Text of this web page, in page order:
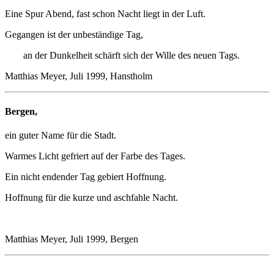
Eine Spur Abend, fast schon Nacht liegt in der Luft.
Gegangen ist der unbeständige Tag,
an der Dunkelheit schärft sich der Wille des neuen Tags.
Matthias Meyer, Juli 1999, Hanstholm
Bergen,
ein guter Name für die Stadt.
Warmes Licht gefriert auf der Farbe des Tages.
Ein nicht endender Tag gebiert Hoffnung.
Hoffnung für die kurze und aschfahle Nacht.
Matthias Meyer, Juli 1999, Bergen